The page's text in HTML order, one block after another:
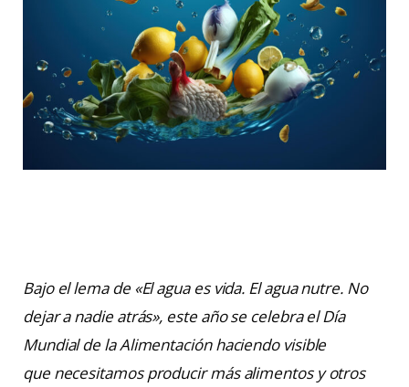
Bajo el lema de «El agua es vida. El agua nutre. No
dejar a nadie atrás», este año se celebra el Día
Mundial de la Alimentación haciendo visible
que necesitamos producir más alimentos y otros